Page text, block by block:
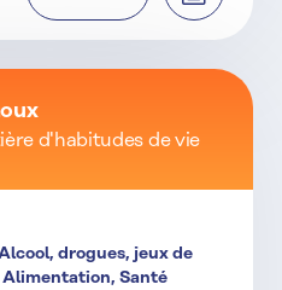
d'habitudes de vie
drogues, jeux de
Santé